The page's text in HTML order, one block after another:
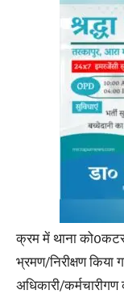
क्रम में थाना
भ्रमण/निरीक्षण किया
अधिकारी/